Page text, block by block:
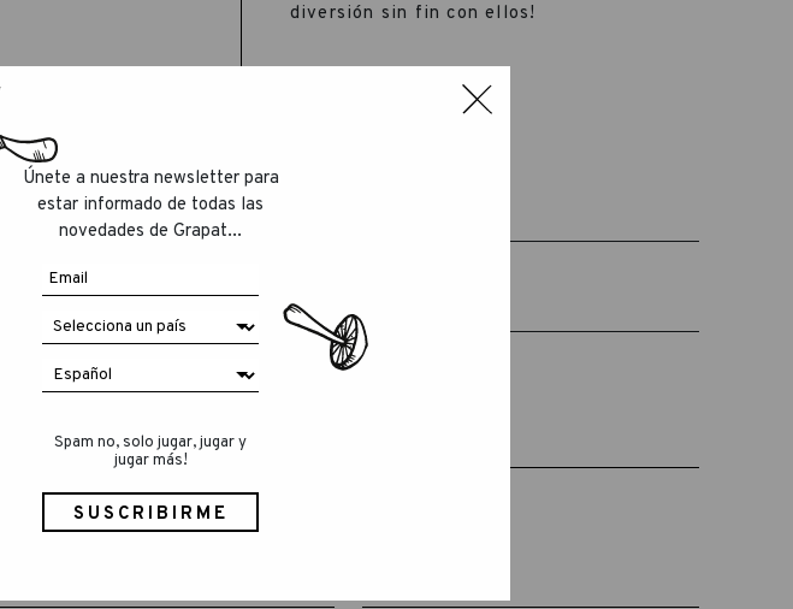
diversión sin fin con ellos!
26-282
Únete a nuestra newsletter para
estar informado de todas las
novedades de Grapat...
Spam no, solo jugar, jugar y
jugar más!